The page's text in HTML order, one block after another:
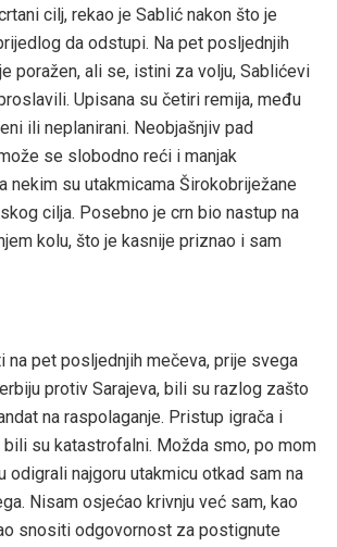
cilj, rekao je Sablić nakon što je
da odstupi. Na pet posljednjih
poražen, ali se, istini za volju, Sablićevi
Upisana su četiri remija, među
ili neplanirani. Neobjašnjiv pad
se slobodno reći i manjak
nekim su utakmicama Širokobriježane
cilja. Posebno je crn bio nastup na
kolu, što je kasnije priznao i sam
na pet posljednjih mečeva, prije svega
protiv Sarajeva, bili su razlog zašto
na raspolaganje. Pristup igrača i
su katastrofalni. Možda smo, po mom
odigrali najgoru utakmicu otkad sam na
Nisam osjećao krivnju već sam, kao
snositi odgovornost za postignute